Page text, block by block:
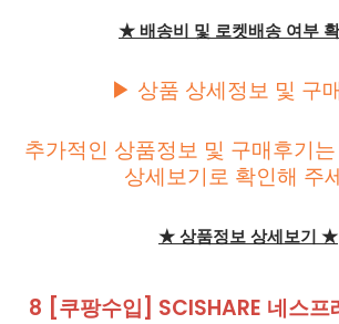
★ 배송비 및 로켓배송 여부
▶ 상품 상세정보 및 구
추가적인 상품정보 및 구매후기
상세보기로 확인해 주
★ 상품정보 상세보기 ★
8 [쿠팡수입] SCISHARE 네스프